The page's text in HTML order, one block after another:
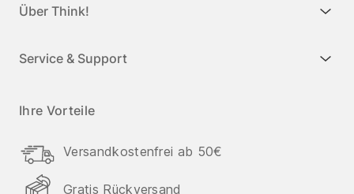
Über Think!
Service & Support
Ihre Vorteile
Versandkostenfrei ab 50€
Gratis Rückversand